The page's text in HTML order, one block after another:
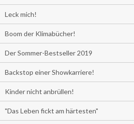
Leck mich!
Boom der Klimabücher!
Der Sommer-Bestseller 2019
Backstop einer Showkarriere!
Kinder nicht anbrüllen!
"Das Leben fickt am härtesten"